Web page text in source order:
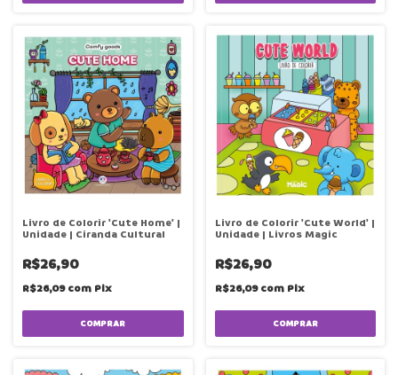
Livro de Colorir 'Cute Home' |
Unidade | Ciranda Cultural
R$26,90
R$26,09com Pix
Livro de Colorir 'Cute World' |
Unidade | Livros Magic
R$26,90
R$26,09com Pix